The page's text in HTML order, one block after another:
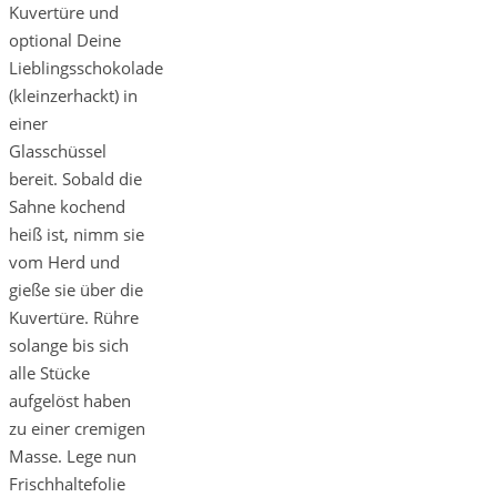
Kuvertüre und
optional Deine
Lieblingsschokolade
(kleinzerhackt) in
einer
Glasschüssel
bereit. Sobald die
Sahne kochend
heiß ist, nimm sie
vom Herd und
gieße sie über die
Kuvertüre. Rühre
solange bis sich
alle Stücke
aufgelöst haben
zu einer cremigen
Masse. Lege nun
Frischhaltefolie